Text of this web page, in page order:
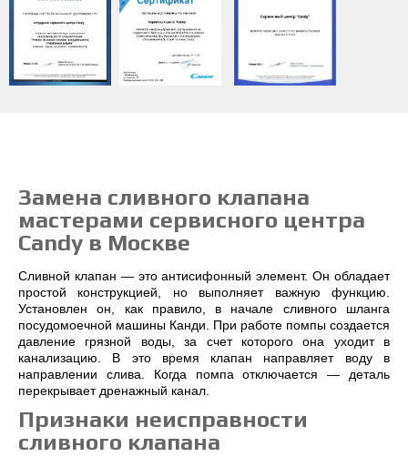
Замена сливного клапана
мастерами сервисного центра
Candy в Москве
Сливной клапан ― это антисифонный элемент. Он обладает
простой конструкцией, но выполняет важную функцию.
Установлен он, как правило, в начале сливного шланга
посудомоечной машины Канди. При работе помпы создается
давление грязной воды, за счет которого она уходит в
канализацию. В это время клапан направляет воду в
направлении слива. Когда помпа отключается ― деталь
перекрывает дренажный канал.
Признаки неисправности
сливного клапана